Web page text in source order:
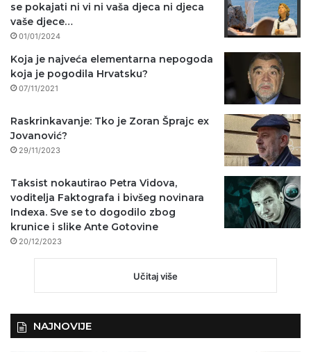
se pokajati ni vi ni vaša djeca ni djeca
vaše djece…
01/01/2024
Koja je najveća elementarna nepogoda
koja je pogodila Hrvatsku?
07/11/2021
Raskrinkavanje: Tko je Zoran Šprajc ex
Jovanović?
29/11/2023
Taksist nokautirao Petra Vidova,
voditelja Faktografa i bivšeg novinara
Indexa. Sve se to dogodilo zbog
krunice i slike Ante Gotovine
20/12/2023
Učitaj više
NAJNOVIJE